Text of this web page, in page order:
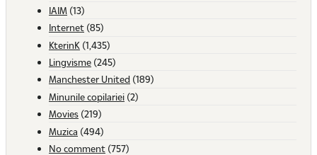
IAIM (13)
Internet (85)
KterinK (1,435)
Lingvisme (245)
Manchester United (189)
Minunile copilariei (2)
Movies (219)
Muzica (494)
No comment (757)